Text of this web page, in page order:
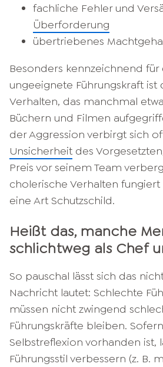
fachliche Fehler und
Überforderung
übertriebenes
Besonders kennzeichnend für
ungeeignete Führungskraft ist
Verhalten, das manchmal
Büchern und Filmen
der Aggression verbirgt sich
Unsicherheit des
Preis vor seinem Team
cholerische Verhalten fungiert
eine Art Schutzschild.
Heißt das, manche
schlichtweg als Chef
So pauschal lässt sich das
Nachricht lautet: Schlechte
müssen nicht zwingend
Führungskräfte bleiben.
Selbstreflexion vorhanden ist,
Führungsstil verbessern (z. B.